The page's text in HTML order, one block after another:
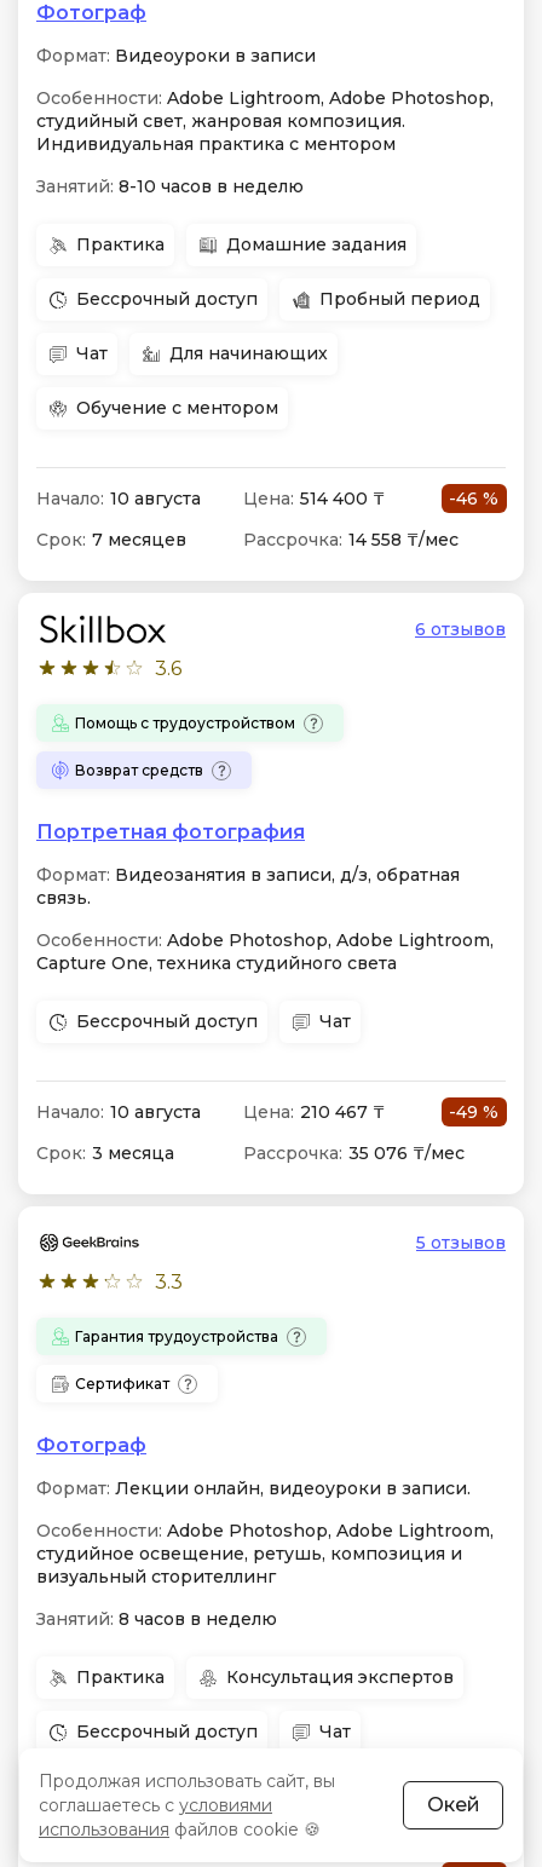
Фотограф
Формат: Видеоуроки в записи
Особенности: Adobe Lightroom, Adobe Photoshop,
студийный свет, жанровая композиция.
Индивидуальная практика с ментором
Занятий: 8-10 часов в неделю
Практика Домашние задания
Бессрочный доступ Пробный период
Чат Для начинающих
Обучение с ментором
Начало: 10 августа Цена: 514 400 ₸
-46 %
Срок: 7 месяцев Рассрочка: 14 558 ₸/мес
3.6
6 отзывов
Помощь с трудоустройством
Возврат средств
Портретная фотография
Формат: Видеозанятия в записи, д/з, обратная
связь.
Особенности: Adobe Photoshop, Adobe Lightroom,
Capture One, техника студийного света
Бессрочный доступ Чат
Начало: 10 августа Цена: 210 467 ₸
-49 %
Срок: 3 месяца Рассрочка: 35 076 ₸/мес
3.3
5 отзывов
Гарантия трудоустройства
Сертификат
Фотограф
Формат: Лекции онлайн, видеоуроки в записи.
Особенности: Adobe Photoshop, Adobe Lightroom,
студийное освещение, ретушь, композиция и
визуальный сторителлинг
Занятий: 8 часов в неделю
Практика Консультация экспертов
Бессрочный доступ Чат
Для начинающих
Продолжая использовать сайт, вы
соглашаетесь с условиями
использования файлов cookie 🍪
Окей